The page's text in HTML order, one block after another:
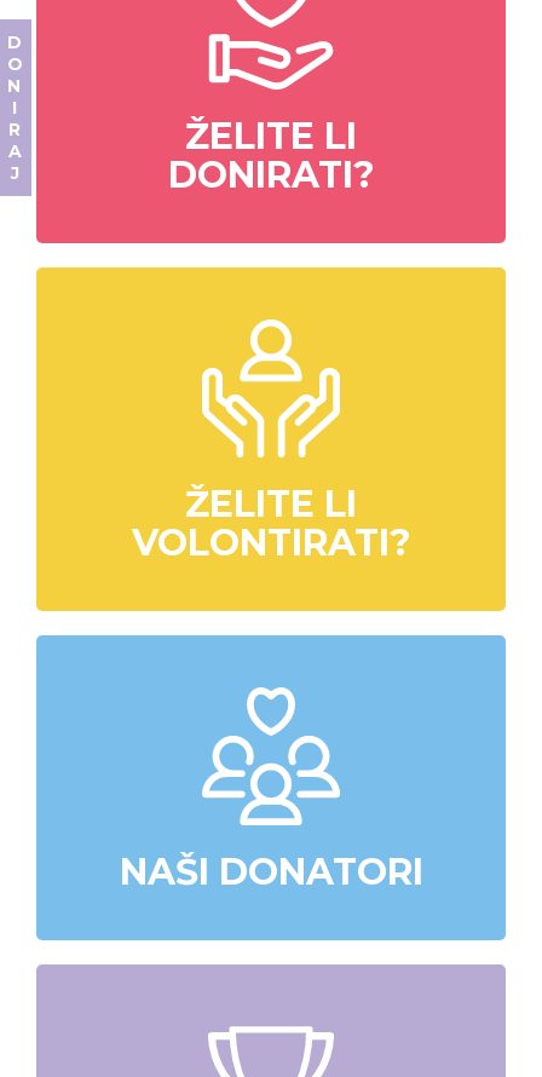
ŽELITE LI
DONIRATI?
ŽELITE LI
VOLONTIRATI?
NAŠI DONATORI
DONIRAJ